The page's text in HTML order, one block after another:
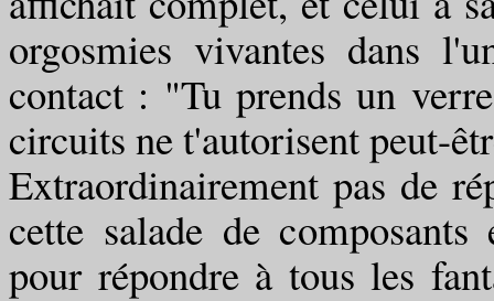
orgosmies vivantes dans
contact : "Tu prends un
circuits ne t'autorisent peut-
Extraordinairement pas de
cette salade de
pour répondre à tous les